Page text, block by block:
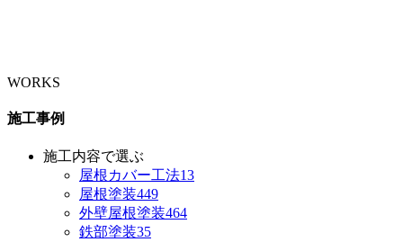
WORKS
施工事例
施工内容で選ぶ
屋根カバー工法13
屋根塗装449
外壁屋根塗装464
鉄部塗装35